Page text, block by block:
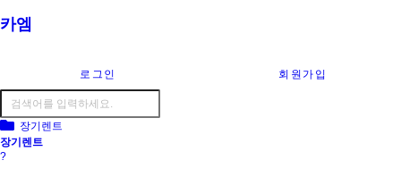
카엠
로그인 회원가입
장기렌트
장기렌트
?